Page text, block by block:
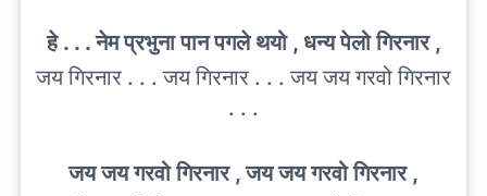
हे . . . नेम प्रभुना पान पगले थयो , धन्य पेलो गिरनार ,
जय गिरनार . . . जय गिरनार . . . जय जय गरवो गिरनार
. . .
जय जय गरवो गिरनार , जय जय गरवो गिरनार ,